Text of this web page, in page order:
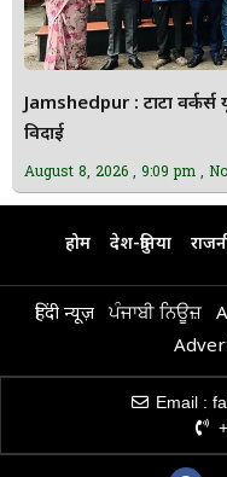
Jamshedpur : टाटा वर्कर्स
विदाई
August 8, 2026 9:09 pm
होम देश-दुनिया
हिंदी न्यूज़ ਪੰਜਾਬੀ ਨਿਊਜ਼
Email :